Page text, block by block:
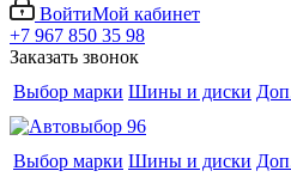
ВойтиМой кабинет
+7 967 850 35 98
Заказать звонок
Выбор марки Шины и диски
Выбор марки Шины и диски